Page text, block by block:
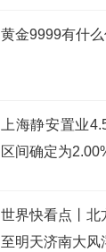
黄金9999有什
上海静安置业
区间确定为
世界快看点丨北
至明天济南大风